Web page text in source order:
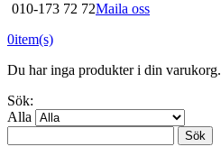
010-173 72 72Maila oss
0item(s)
Du har inga produkter i din varukorg.
Sök:
Alla
Sök